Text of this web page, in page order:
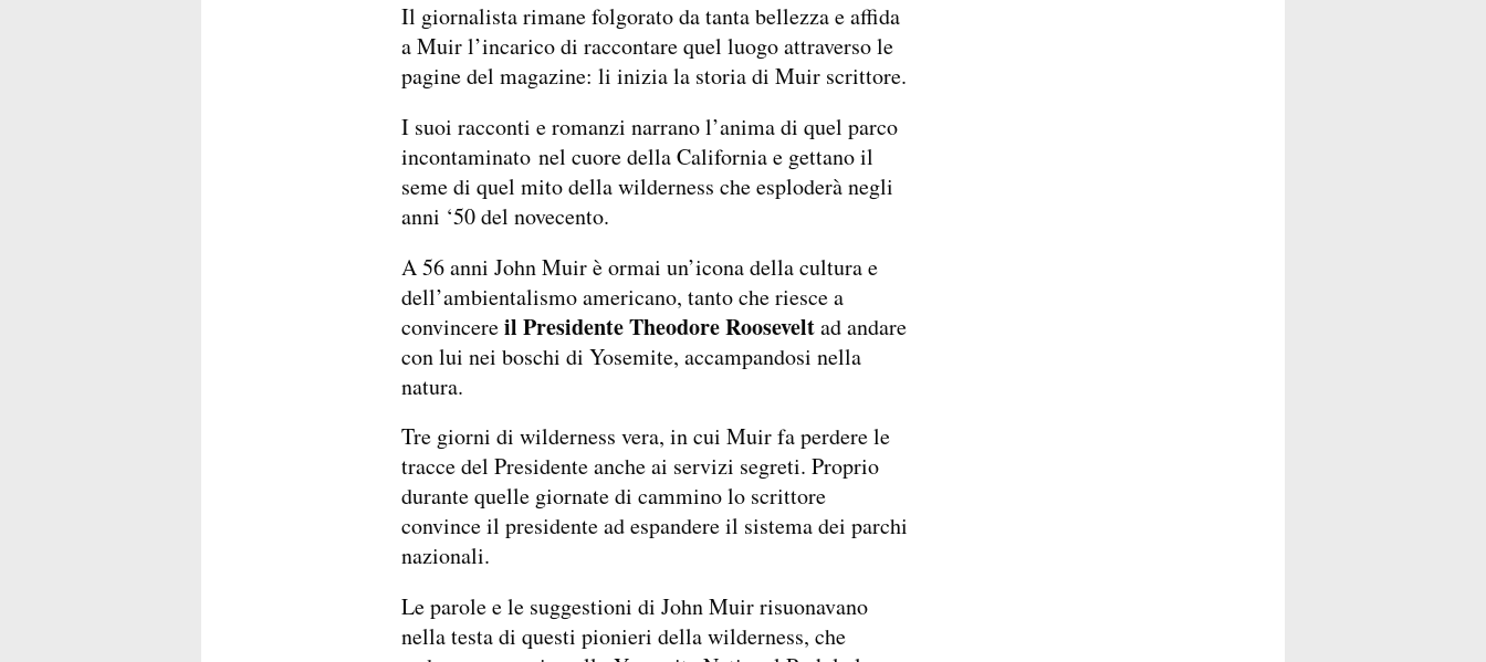
Il giornalista rimane folgorato da tanta bellezza e affida
a Muir l’incarico di raccontare quel luogo attraverso le
pagine del magazine: li inizia la storia di Muir scrittore.
I suoi racconti e romanzi narrano l’anima di quel parco
incontaminato nel cuore della California e gettano il
seme di quel mito della wilderness che esploderà negli
anni ‘50 del novecento.
A 56 anni John Muir è ormai un’icona della cultura e
dell’ambientalismo americano, tanto che riesce a
convincereil Presidente Theodore Rooseveltad andare
con lui nei boschi di Yosemite, accampandosi nella
natura.
Tre giorni di wilderness vera, in cui Muir fa perdere le
tracce del Presidente anche ai servizi segreti. Proprio
durante quelle giornate di cammino lo scrittore
convince il presidente ad espandere il sistema dei parchi
nazionali.
Le parole e le suggestioni di John Muir risuonavano
nella testa di questi pionieri della wilderness, che